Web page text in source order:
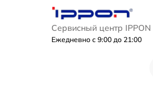
Сервисный центр IPPON
Ежедневно с 9:00 до 21:00